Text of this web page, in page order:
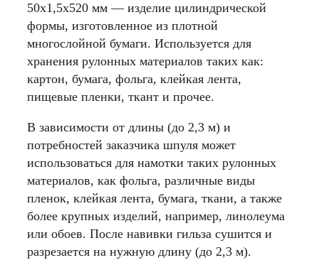
50х1,5х520 мм — изделие цилиндрической
формы, изготовленное из плотной
многослойной бумаги. Используется для
хранения рулонных материалов таких как:
картон, бумага, фольга, клейкая лента,
пищевые пленки, ткант и прочее.
В зависимости от длины (до 2,3 м) и
потребностей заказчика шпуля может
использоваться для намотки таких рулонных
материалов, как фольга, различные виды
пленок, клейкая лента, бумага, ткани, а также
более крупных изделий, например, линолеума
или обоев. После навивки гильза сушится и
разрезается на нужную длину (до 2,3 м).